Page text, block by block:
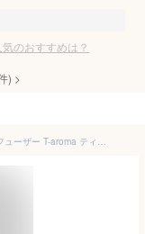
のおすすめは？
) >
天然アロマ トイレ用 芳香剤 置き型 アロマディフューザー T-aroma ティーアロマ (本体+専用オイル60ml) | 強力消臭 トイレ 消臭 置くだけ 消臭剤 おしゃれ ルームフレグランス 水なし 気化式 コードレス ギフト プレゼント アロミックスタイル